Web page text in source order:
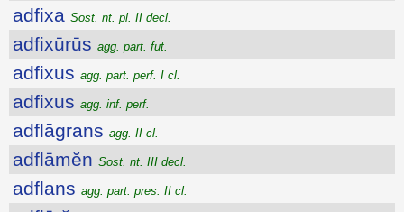
adfixa Sost. nt. pl. II decl.
adfixūrūs agg. part. fut.
adfixus agg. part. perf. I cl.
adfixus agg. inf. perf.
adflāgrans agg. II cl.
adflāmĕn Sost. nt. III decl.
adflans agg. part. pres. II cl.